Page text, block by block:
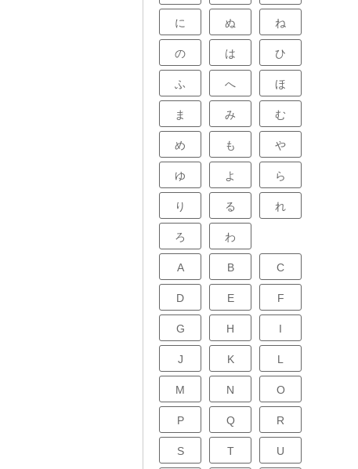
に ぬ ね
の は ひ
ふ へ ほ
ま み む
め も や
ゆ よ ら
り る れ
ろ わ
A B C
D E F
G H I
J K L
M N O
P Q R
S T U